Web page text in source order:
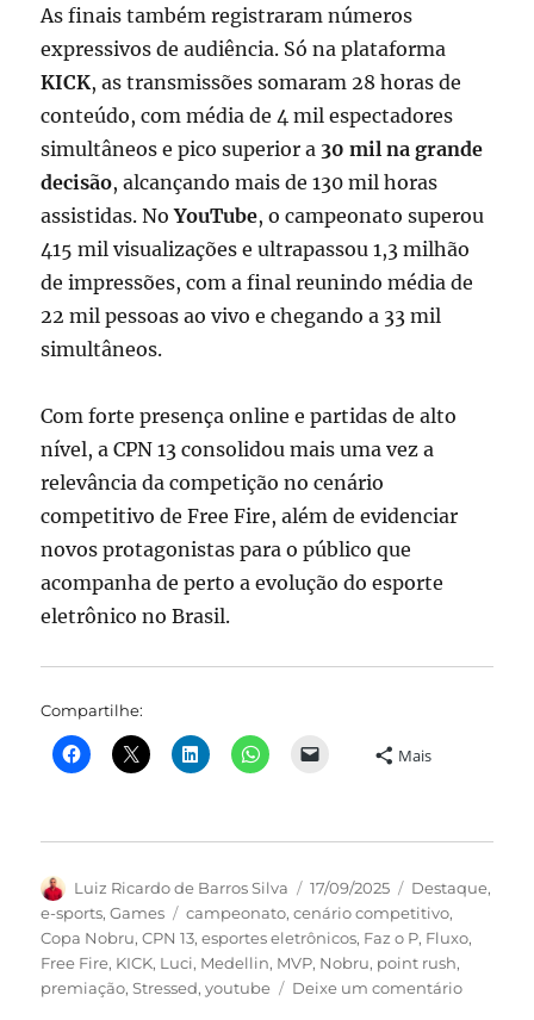
As finais também registraram números
expressivos de audiência. Só na plataforma
KICK, as transmissões somaram 28 horas de
conteúdo, com média de 4 mil espectadores
simultâneos e pico superior a 30 mil na grande
decisão, alcançando mais de 130 mil horas
assistidas. NoYouTube, o campeonato superou
415 mil visualizações e ultrapassou 1,3 milhão
de impressões, com a final reunindo média de
22 mil pessoas ao vivo e chegando a 33 mil
simultâneos.
Com forte presença online e partidas de alto
nível, a CPN 13 consolidou mais uma vez a
relevância da competição no cenário
competitivo de Free Fire, além de evidenciar
novos protagonistas para o público que
acompanha de perto a evolução do esporte
eletrônico no Brasil.
Compartilhe:
Mais
Autor
Luiz Ricardo de Barros Silva
Publicado
em
17/09/2025 Categorias
Destaque,
e-sports,Games Tags
campeonato,cenário competitivo,
Copa Nobru,CPN 13,esportes eletrônicos, Faz o P, Fluxo,
Free Fire, KICK, Luci, Medellin, MVP, Nobru, point rush,
premiação,Stressed,youtube Deixe um comentárioem